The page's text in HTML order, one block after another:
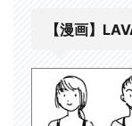
【漫画】